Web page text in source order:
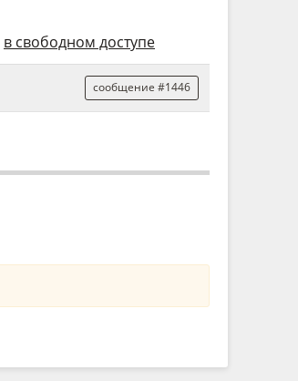
в свободном доступе
сообщение #1446